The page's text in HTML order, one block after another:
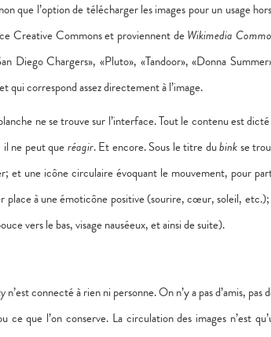
que l’option de télécharger les images pour un usage
Creative Commons et proviennent deWikimedia
Diego Chargers», «Pluto», «Tandoor», «Donna
qui correspond assez directement à l’image.
ne se trouve sur l’interface. Tout le contenu est dicté
il ne peut queréagir. Et encore. Sous le titre dubinkse
et une icône circulaire évoquant le mouvement, pour
place à une émoticône positive (sourire, cœur, soleil, etc.);
vers le bas, visage nauséeux, et ainsi de suite).
n’est connecté à rien ni personne. On n’y a pas d’amis, pas
que l’on conserve. La circulation des images n’est